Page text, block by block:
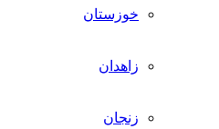
خوزستان
زاهدان
زنجان